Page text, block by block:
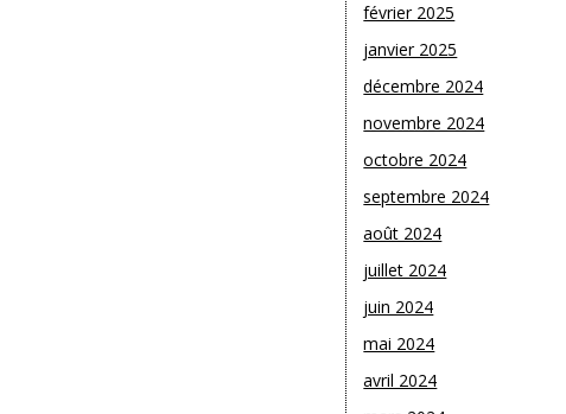
février 2025
janvier 2025
décembre 2024
novembre 2024
octobre 2024
septembre 2024
août 2024
juillet 2024
juin 2024
mai 2024
avril 2024